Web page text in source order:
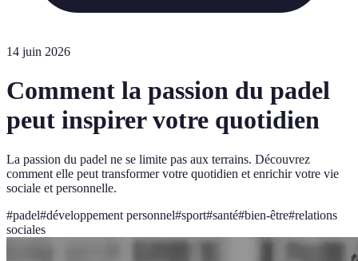
14 juin 2026
Comment la passion du padel
peut inspirer votre quotidien
La passion du padel ne se limite pas aux terrains. Découvrez
comment elle peut transformer votre quotidien et enrichir votre vie
sociale et personnelle.
#padel#développement personnel#sport#santé#bien-être#relations
sociales